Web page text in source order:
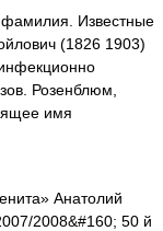
Известные
(1826 1903)
Розенблюм,
имя
Анатолий
2008&#160; 50 й